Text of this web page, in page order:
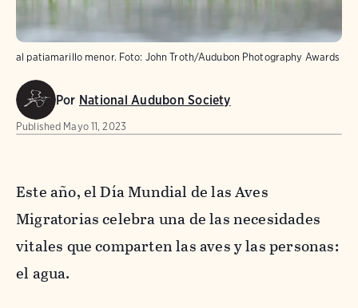
al patiamarillo menor. Foto: John Troth/Audubon Photography Awards
Por National Audubon Society
Published Mayo 11, 2023
Este año, el Día Mundial de las Aves
Migratorias celebra una de las necesidades
vitales que comparten las aves y las personas:
el agua.